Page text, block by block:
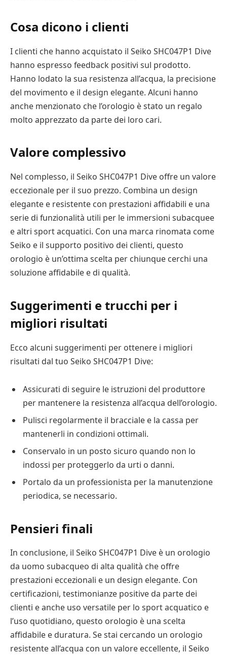
Cosa dicono i clienti
I clienti che hanno acquistato il Seiko SHC047P1 Dive
hanno espresso feedback positivi sul prodotto.
Hanno lodato la sua resistenza all’acqua, la precisione
del movimento e il design elegante. Alcuni hanno
anche menzionato che l’orologio è stato un regalo
molto apprezzato da parte dei loro cari.
Valore complessivo
Nel complesso, il Seiko SHC047P1 Dive offre un valore
eccezionale per il suo prezzo. Combina un design
elegante e resistente con prestazioni affidabili e una
serie di funzionalità utili per le immersioni subacquee
e altri sport acquatici. Con una marca rinomata come
Seiko e il supporto positivo dei clienti, questo
orologio è un’ottima scelta per chiunque cerchi una
soluzione affidabile e di qualità.
Suggerimenti e trucchi per i
migliori risultati
Ecco alcuni suggerimenti per ottenere i migliori
risultati dal tuo Seiko SHC047P1 Dive:
Assicurati di seguire le istruzioni del produttore
per mantenere la resistenza all’acqua dell’orologio.
Pulisci regolarmente il bracciale e la cassa per
mantenerli in condizioni ottimali.
Conservalo in un posto sicuro quando non lo
indossi per proteggerlo da urti o danni.
Portalo da un professionista per la manutenzione
periodica, se necessario.
Pensieri finali
In conclusione, il Seiko SHC047P1 Dive è un orologio
da uomo subacqueo di alta qualità che offre
prestazioni eccezionali e un design elegante. Con
certificazioni, testimonianze positive da parte dei
clienti e anche uso versatile per lo sport acquatico e
l’uso quotidiano, questo orologio è una scelta
affidabile e duratura. Se stai cercando un orologio
resistente all’acqua con un valore eccellente, il Seiko